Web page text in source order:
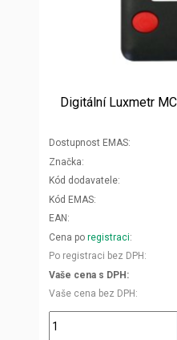
Digitální Luxmetr
Dostupnost EMAS
Značka
Kód dodavatele
Kód EMAS
EAN
Cena po registraci
Po registraci bez DPH
Vaše cena s DPH
Vaše cena bez DPH